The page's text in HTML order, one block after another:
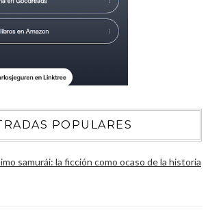
POPULARES
samurái: la ficción como ocaso de la historia